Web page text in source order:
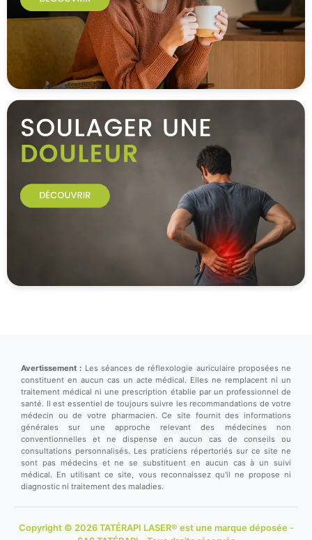
Avertissement : Les séances de réflexologie auriculaire proposées ne
constituent en aucun cas un acte médical. Elles ne remplacent ni un
traitement médical ni une prescription établie par un professionnel de
santé. Il est essentiel de toujours suivre les recommandations de votre
médecin ou de votre pharmacien. Ce site fournit des informations
générales sur une approche relevant des médecines non
conventionnelles et ne dispense en aucun cas de conseils ou
consultations personnalisés. Les praticiens répertoriés sur ce site ne
sont pas médecins et ne se substituent en aucun cas à un suivi
médical. En utilisant ce site, vous reconnaissez qu'il ne propose ni
diagnostic ni traitement des maladies.
Copyright © 2026 TATÉRAPI LASER® est une marque déposée -